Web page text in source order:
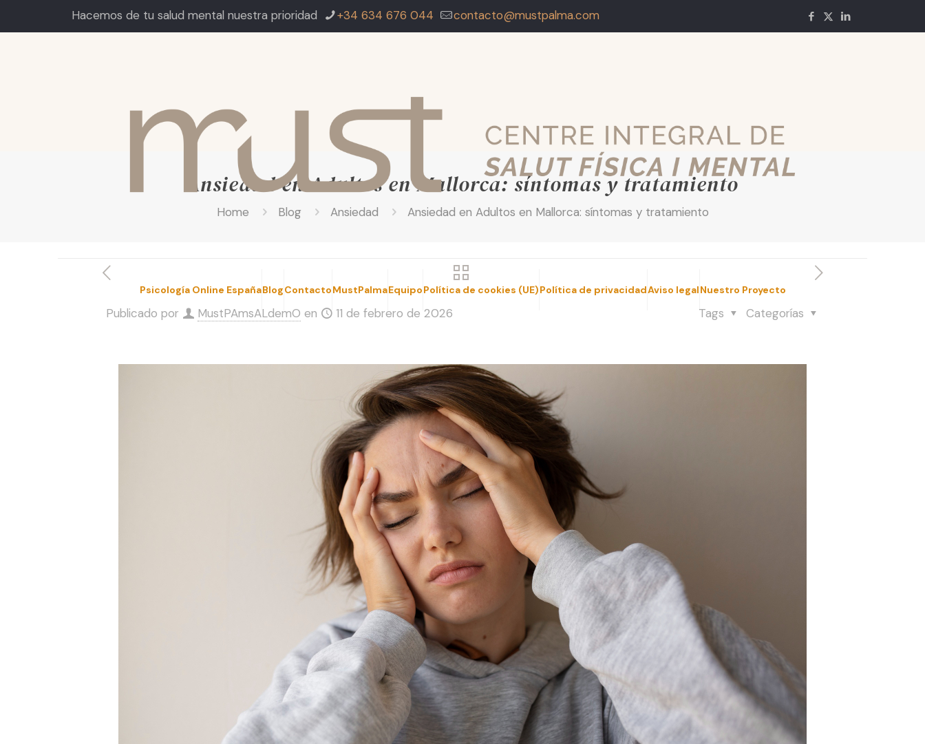
Hacemos de tu salud mental nuestra prioridad +34 634 676 044 contacto@mustpalma.com
Psicología Online EspañaBlogContactoMustPalmaEquipoPolítica de cookies (UE)Política de privacidadAviso legalNuestro Proyecto
Ansiedad en Adultos en Mallorca: síntomas y tratamiento
Home Blog Ansiedad Ansiedad en Adultos en Mallorca: síntomas y tratamiento
Publicado por MustPAmsALdemO en 11 de febrero de 2026 Categorías
Tags